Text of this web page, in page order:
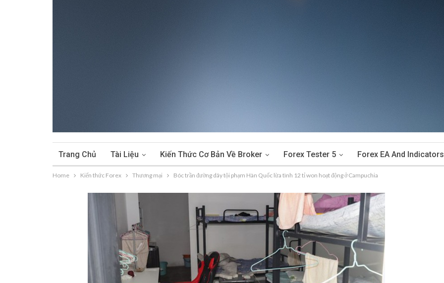
Trang Chủ Tài Liệu Kiến Thức Cơ Bản Về Broker Forex Tester 5 Forex EA And Indicators
Home Kiến thức Forex Thương mại Bóc trần đường dây tội phạm Hàn Quốc lừa tình 12 tỉ won hoạt động ở Campuchia